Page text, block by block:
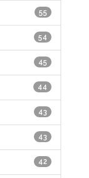
55
54
45
44
43
43
42